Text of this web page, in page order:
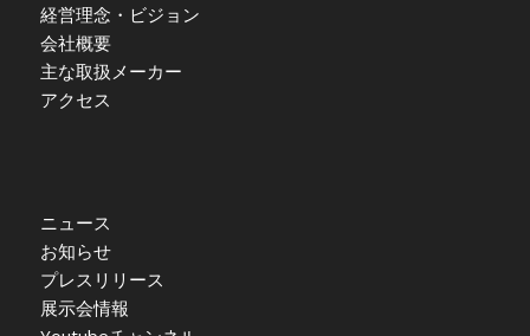
経営理念・ビジョン
会社概要
主な取扱メーカー
アクセス
ニュース
お知らせ
プレスリリース
展示会情報